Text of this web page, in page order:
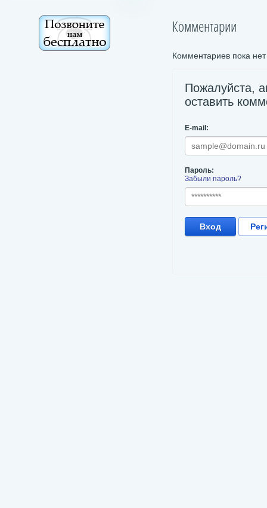
Комментарии
Комментариев пока нет
Пожалуйста,
оставить
E-mail:
Пароль:
Забыли пароль?
Вход